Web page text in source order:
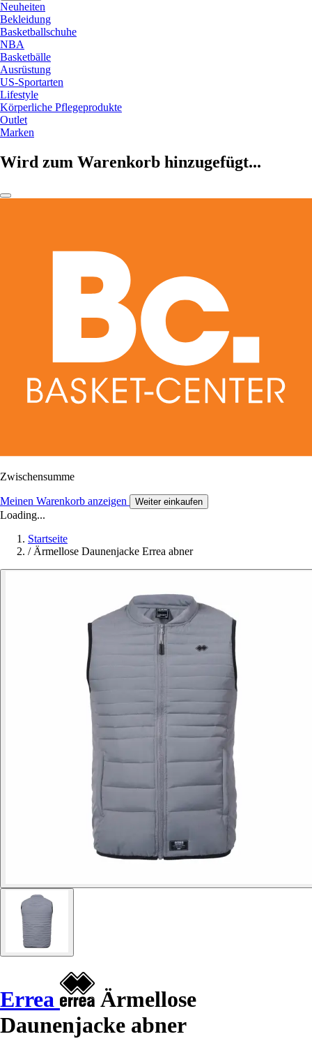
Neuheiten
Bekleidung
Basketballschuhe
NBA
Basketbälle
Ausrüstung
US-Sportarten
Lifestyle
Körperliche Pflegeprodukte
Outlet
Marken
Wird zum Warenkorb hinzugefügt...
Zwischensumme
Meinen Warenkorb anzeigen Weiter einkaufen
Loading...
Startseite
/ Ärmellose Daunenjacke Errea abner
Errea
Ärmellose
Daunenjacke abner